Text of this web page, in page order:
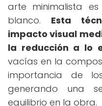
arte minimalista
blanco. Esta
impacto visual
la reducción a lo
vacías en la
importancia de
generando una
equilibrio en la obra.